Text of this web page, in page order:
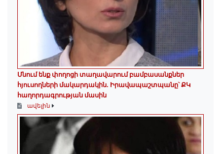
Մնում ենք փողոցի տաղավարում բամբասանքներ
հյուսողների մակարդակին․ Իրավապաշտպանը՝ ՔԿ
հաղորդագրության մասին
ավելին